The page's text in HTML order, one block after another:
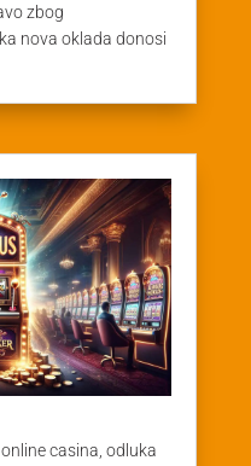
zbog
nova oklada donosi
casina, odluka